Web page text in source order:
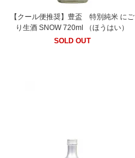
【クール便推奨】豊盃 特別純米 にご
り生酒 SNOW 720ml （ほうはい）
SOLD OUT